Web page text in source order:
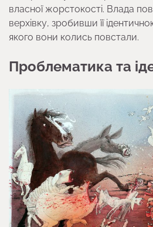
власної жорстокості. Влада
верхівку, зробивши її
якого вони колись повстали.
Проблематика та